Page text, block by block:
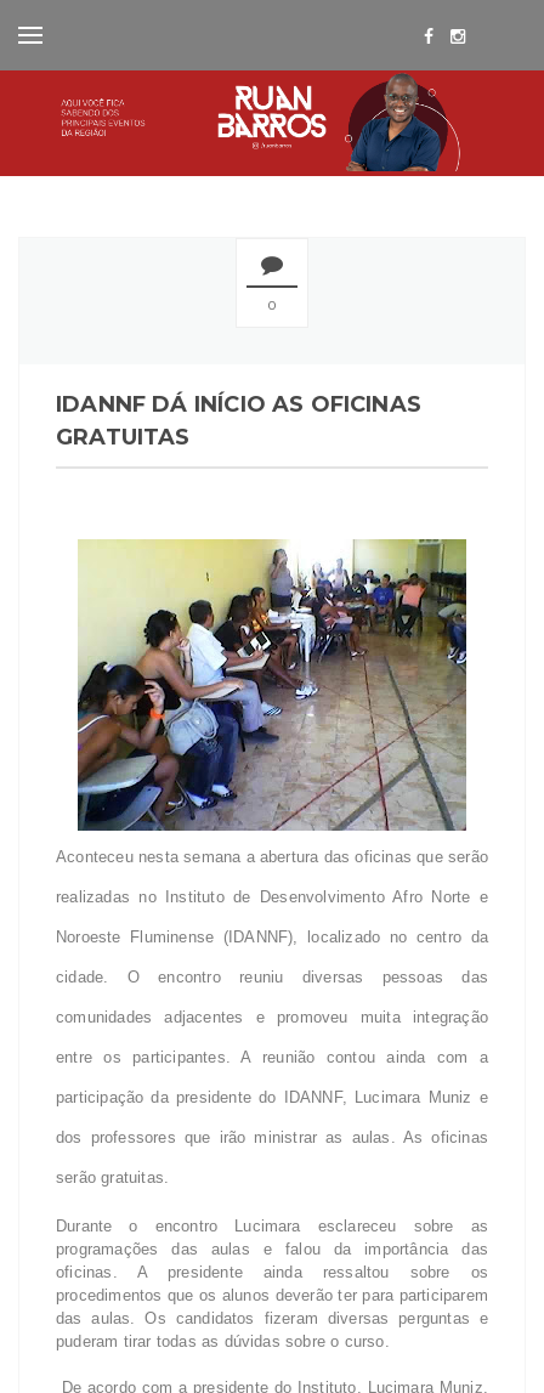
0
IDANNF DÁ INÍCIO AS OFICINAS
GRATUITAS
Aconteceu nesta semana a abertura das oficinas que serão
realizadas no Instituto de Desenvolvimento Afro Norte e
Noroeste Fluminense (IDANNF), localizado no centro da
cidade. O encontro reuniu diversas pessoas das
comunidades adjacentes e promoveu muita integração
entre os participantes. A reunião contou ainda com a
participação da presidente do IDANNF, Lucimara Muniz e
dos professores que irão ministrar as aulas. As oficinas
serão gratuitas.
Durante o encontro Lucimara esclareceu sobre as
programações das aulas e falou da importância das
oficinas. A presidente ainda ressaltou sobre os
procedimentos que os alunos deverão ter para participarem
das aulas. Os candidatos fizeram diversas perguntas e
puderam tirar todas as dúvidas sobre o curso.
De acordo com a presidente do Instituto, Lucimara Muniz,